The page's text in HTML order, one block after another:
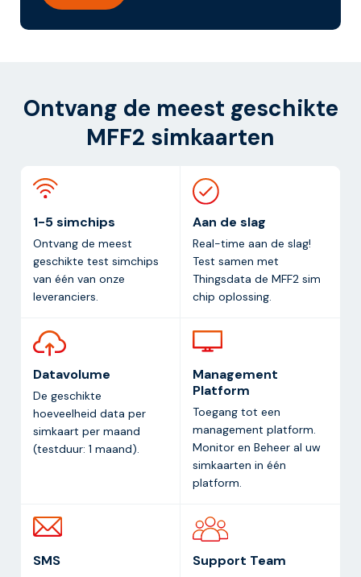
Ontvang de meest geschikte
MFF2 simkaarten
1-5 simchips
Ontvang de meest
geschikte test simchips
van één van onze
leveranciers.
Aan de slag
Real-time aan de slag!
Test samen met
Thingsdata de MFF2 sim
chip oplossing.
Datavolume
De geschikte
hoeveelheid data per
simkaart per maand
(testduur: 1 maand).
Management
Platform
Toegang tot een
management platform.
Monitor en Beheer al uw
simkaarten in één
platform.
SMS Support Team